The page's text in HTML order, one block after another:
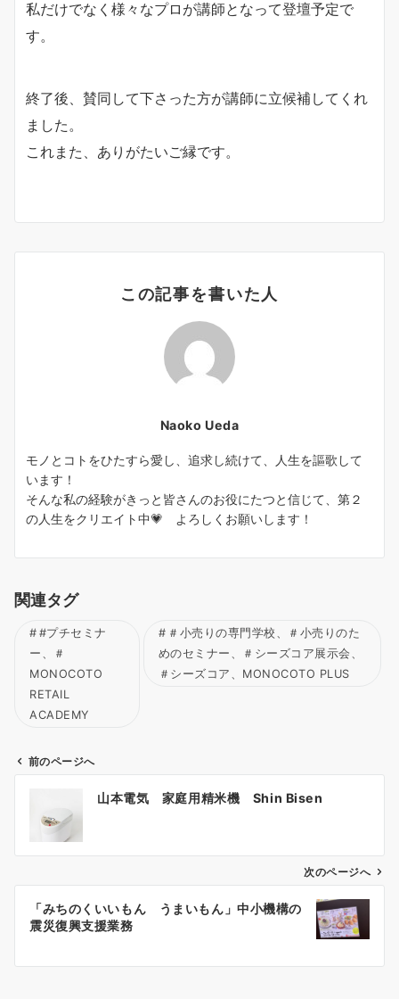
私だけでなく様々なプロが講師となって登壇予定で
す。
終了後、賛同して下さった方が講師に立候補してくれ
ました。
これまた、ありがたいご縁です。
この記事を書いた人
Naoko Ueda
モノとコトをひたすら愛し、追求し続けて、人生を謳歌して
います！
そんな私の経験がきっと皆さんのお役にたつと信じて、第２
の人生をクリエイト中💗 よろしくお願いします！
関連タグ
#プチセミナ
ー、＃
MONOCOTO
RETAIL
ACADEMY
＃小売りの専門学校、＃小売りのた
めのセミナー、＃シーズコア展示会、
＃シーズコア、MONOCOTO PLUS
ビ
ン
前のページへ
山本電気 家庭用精米機 Shin Bisen
次のページへ
「みちのくいいもん うまいもん」中小機構の
震災復興支援業務